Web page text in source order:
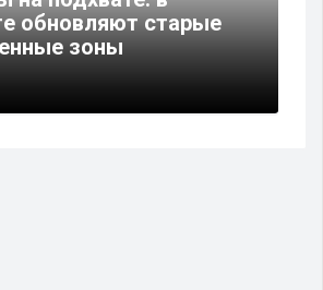
обновляют старые
зоны